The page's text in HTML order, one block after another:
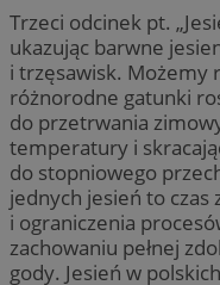
​Trzeci odcinek pt.
ukazując barwne
i trzęsawisk. Możemy
różnorodne gatunki
do przetrwania
temperatury i
do stopniowego
jednych jesień to czas
i ograniczenia
zachowaniu pełnej
gody. Jesień w